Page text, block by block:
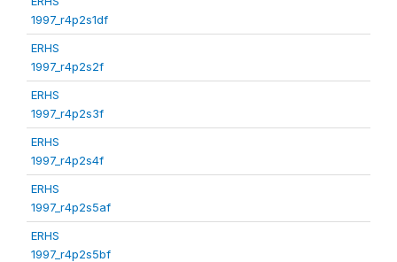
1997_r4p2s1df
ERHS
1997_r4p2s2f
ERHS
1997_r4p2s3f
ERHS
1997_r4p2s4f
ERHS
1997_r4p2s5af
ERHS
1997_r4p2s5bf